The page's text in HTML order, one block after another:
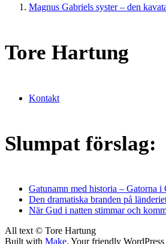
Magnus Gabriels syster – den
Tore Hartung
Kontakt
Slumpat förslag:
Gatunamn med historia – Gatorna i
Den dramatiska branden på
När Gud i natten stimmar och
All text © Tore Hartung
Built with Make. Your friendly